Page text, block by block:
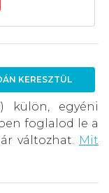
KERESZTÜL
külön, egyéni
foglalod le a
változhat.
Mit